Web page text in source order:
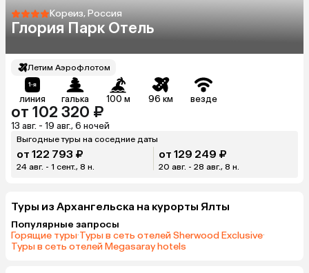
Кореиз, Россия
Глория Парк Отель
Летим Аэрофлотом
линия галька 100 м 96 км везде
от 102 320 ₽
13 авг. - 19 авг., 6 ночей
Выгодные туры на соседние даты
от 122 793 ₽
24 авг. - 1 сент., 8 н.
от 129 249 ₽
20 авг. - 28 авг., 8 н.
Туры из Архангельска на курорты Ялты
Популярные запросы
Горящие туры·Туры в сеть отелей Sherwood Exclusive·
Туры в сеть отелей Megasaray hotels